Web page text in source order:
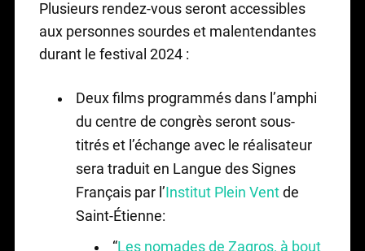
Plusieurs rendez-vous seront accessibles
aux personnes sourdes et malentendantes
durant le festival 2024 :
Deux films programmés dans l’amphi
du centre de congrès seront sous-
titrés et l’échange avec le réalisateur
sera traduit en Langue des Signes
Français par l’ Institut Plein Vent de
Saint-Étienne:
“Les nomades de Zagros, à bout